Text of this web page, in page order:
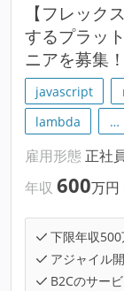
【フレック
するプラッ
ニアを募集！
javascript
lambda
…
雇用形態 正社
年収 600万円
下限年収
アジャイル
B2Cのサー